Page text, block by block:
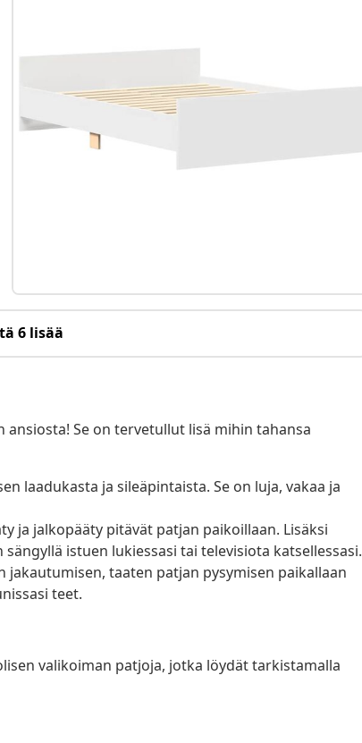
6 lisää
Se on tervetullut lisä mihin tahansa
laadukasta ja sileäpintaista. Se on luja, vakaa ja
ja jalkopääty pitävät patjan paikoillaan. Lisäksi
istuen lukiessasi tai televisiota katsellessasi.
jakautumisen, taaten patjan pysymisen paikallaan
teet.
valikoiman patjoja, jotka löydät tarkistamalla